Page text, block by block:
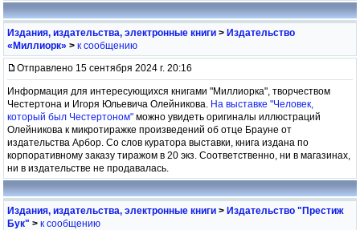
Издания, издательства, электронные книги > Издательство
«Миллиорк» > к сообщению
Отправлено 15 сентября 2024 г. 20:16
Информация для интересующихся книгами "Миллиорка", творчеством
Честертона и Игоря Юльевича Олейникова. На выставке "Человек,
который был Честертоном" можно увидеть оригиналы иллюстраций
Олейникова к микротиражке произведений об отце Брауне от
издательства Арбор. Со слов куратора выставки, книга издана по
корпоративному заказу тиражом в 20 экз. Соответственно, ни в магазинах,
ни в издательстве не продавалась.
Издания, издательства, электронные книги > Издательство "Престиж
Бук" > к сообщению